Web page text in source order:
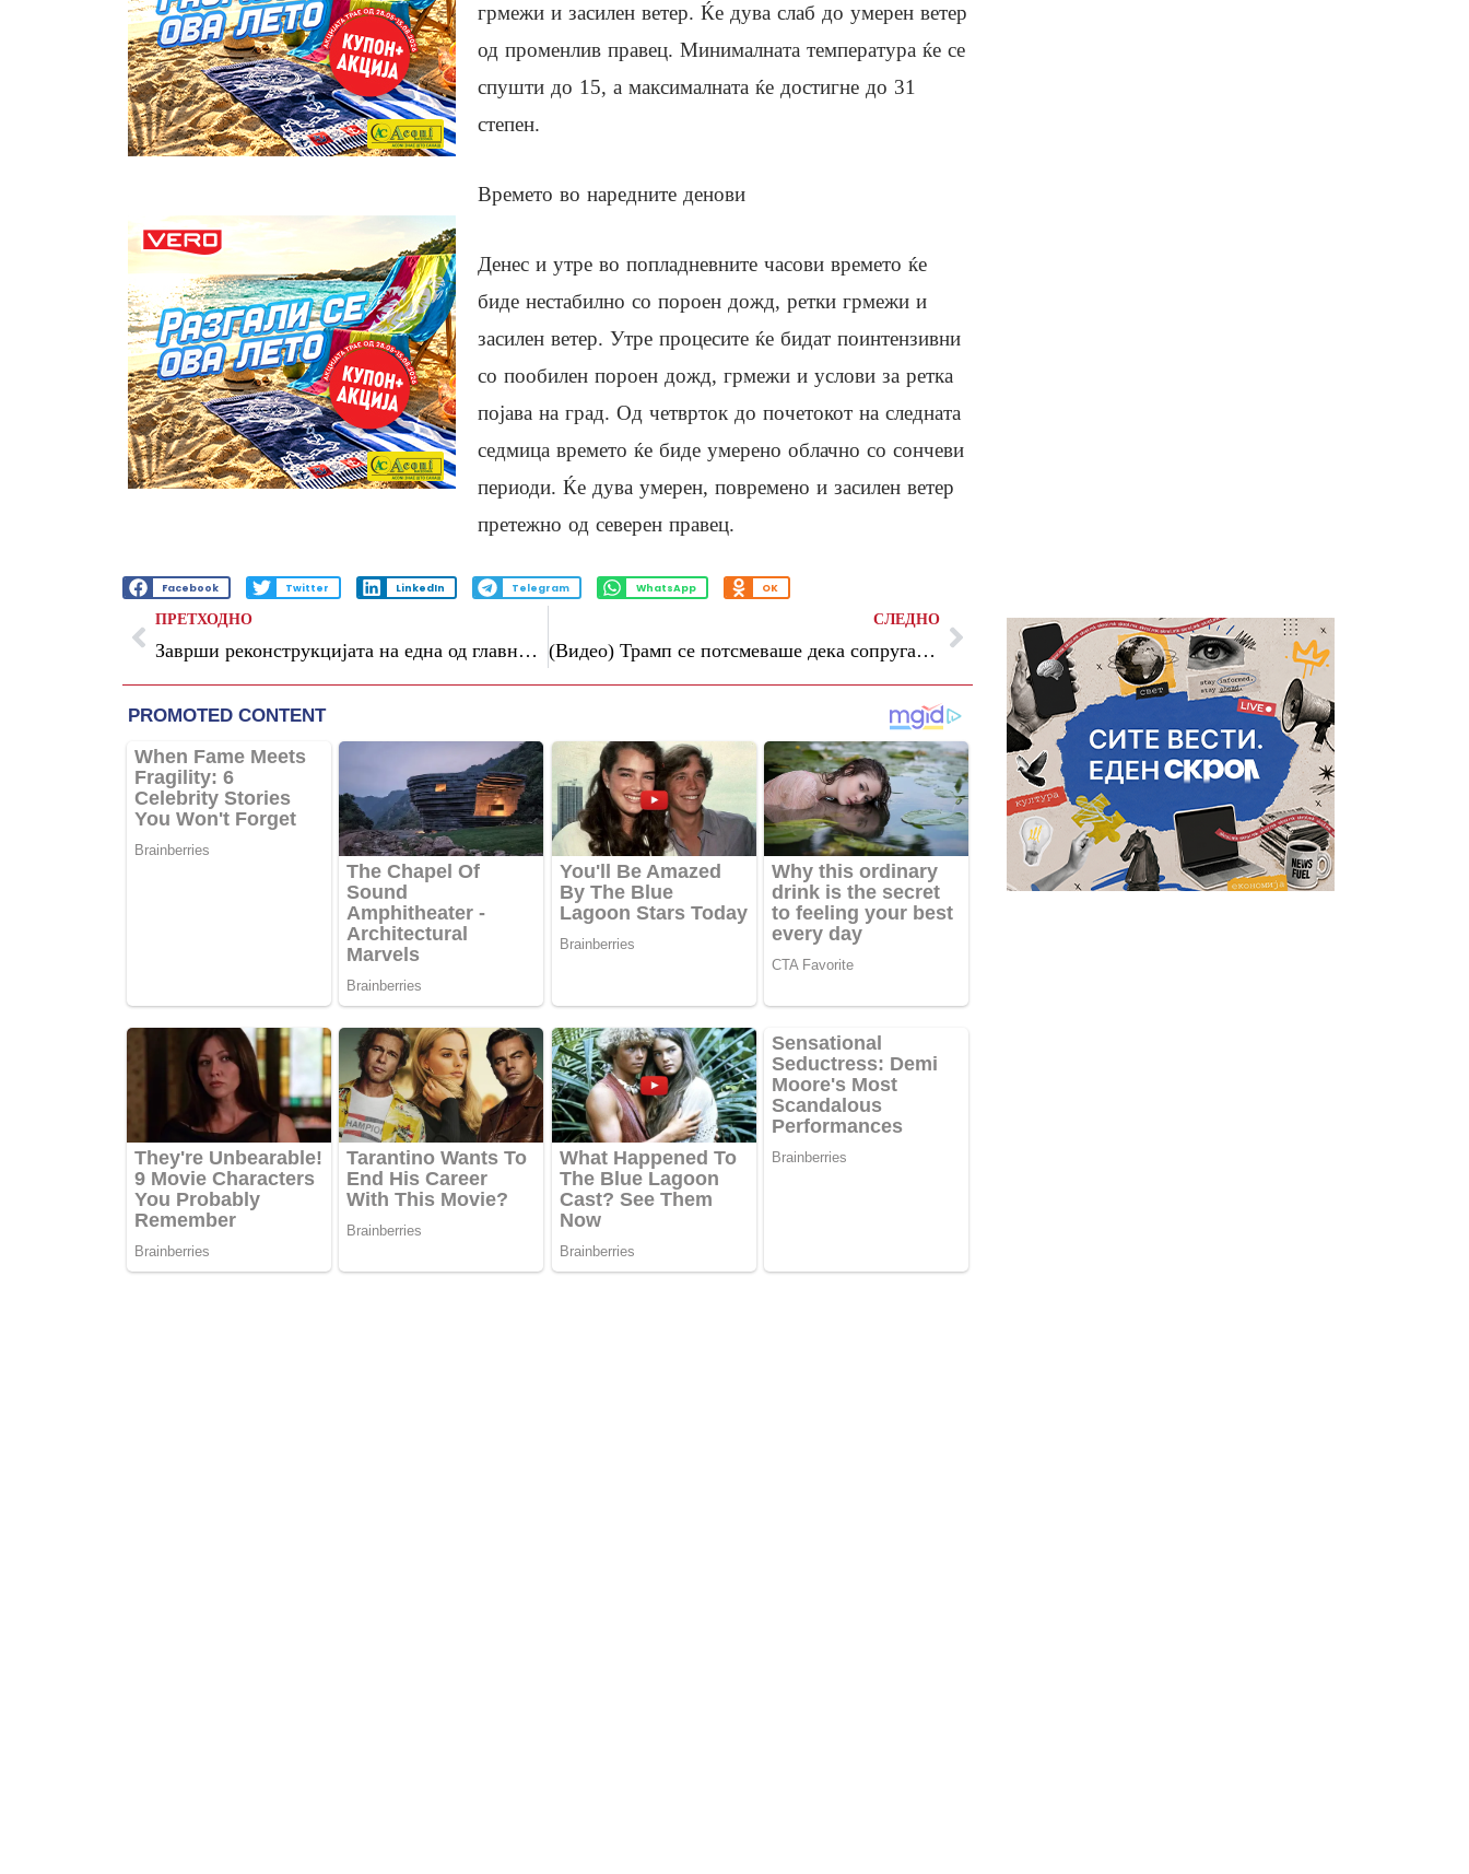
грмежи и засилен ветер. Ќе дува слаб до умерен ветер
од променлив правец. Минималната температура ќе се
спушти до 15, а максималната ќе достигне до 31
степен.
Времето во наредните денови
Денес и утре во попладневните часови времето ќе
биде нестабилно со пороен дожд, ретки грмежи и
засилен ветер. Утре процесите ќе бидат поинтензивни
со пообилен пороен дожд, грмежи и услови за ретка
појава на град. Од четврток до почетокот на следната
седмица времето ќе биде умерено облачно со сончеви
периоди. Ќе дува умерен, повремено и засилен ветер
претежно од северен правец.
Facebook Twitter LinkedIn Telegram WhatsApp OK
ПРЕТХОДНО
Заврши реконструкцијата на една од главните сообраќајници во Кочани
СЛЕДНО
(Видео) Трамп се потсмеваше дека сопругата го тепа Макрон: сега се сретна со неа, објавена снимка